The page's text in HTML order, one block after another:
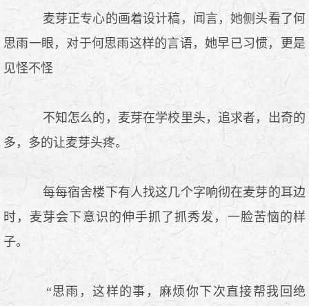
麦芽正专心的画着设计稿，闻言，她侧头看了何
思雨一眼，对于何思雨这样的言语，她早已习惯，更是
见怪不怪
不知怎么的，麦芽在学校里头，追求者，出奇的
多，多的让麦芽头疼。
每每宿舍楼下有人找这几个字响彻在麦芽的耳边
时，麦芽会下意识的伸手抓了抓秀发，一脸苦恼的样
子。
“思雨，这样的事，麻烦你下次直接帮我回绝